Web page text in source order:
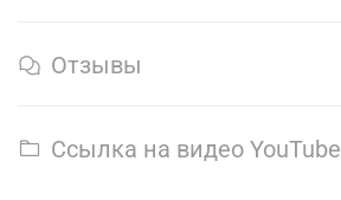
Отзывы
Ссылка на видео YouTube